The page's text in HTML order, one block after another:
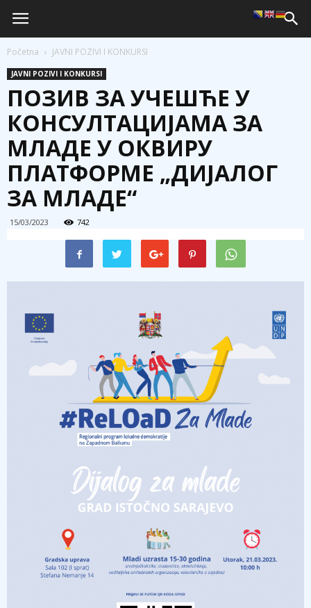
Početna JAVNI POZIVI I KONKURSI
JAVNI POZIVI I KONKURSI
ПОЗИВ ЗА УЧЕШЋЕ У
КОНСУЛТАЦИЈАМА ЗА
МЛАДЕ У ОКВИРУ
ПЛАТФОРМЕ „ДИЈАЛОГ
ЗА МЛАДЕ“
15/03/2023 742